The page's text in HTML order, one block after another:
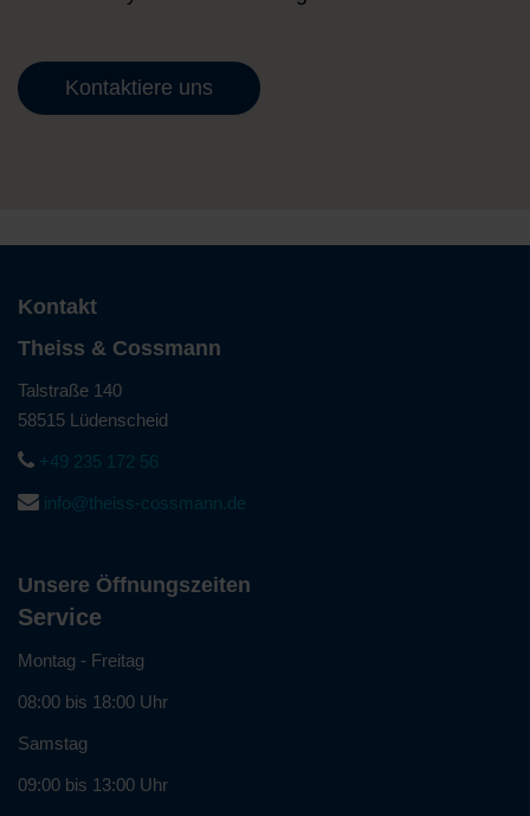
Kontaktiere uns
Kontakt
Theiss & Cossmann
Talstraße 140
58515 Lüdenscheid
+49 235 172 56
info@theiss-cossmann.de
Unsere Öffnungszeiten
Service
Montag - Freitag
08:00 bis 18:00 Uhr
Samstag
09:00 bis 13:00 Uhr